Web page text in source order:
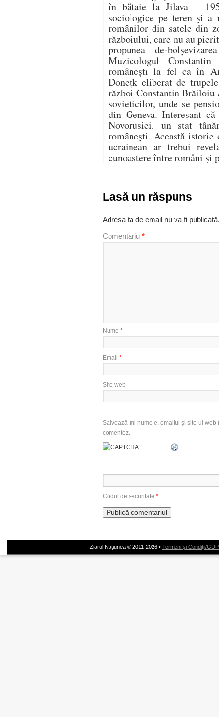
în bătaie la Jilava –
sociologice pe teren şi a
românilor din satele din
războiului, care nu au
propunea de-
Muzicologul
româneşti la fel ca în
Doneţk eliberat de
război Constantin Brăiloiu
sovieticilor, unde se
din Geneva. Interesant
Novorusiei, un stat
româneşti. Această
ucrainean ar trebui
cunoaştere între români şi
Lasă un răspuns
Adresa ta de email nu va fi publicată.
Comentariu *
Nume *
Email *
Site web
Salvează-mi numele, emailul și site-ul
comentez.
Codul de securitate *
Ziarul Naţiunea ® 2011-2026 • Termeni şi Condiţii/